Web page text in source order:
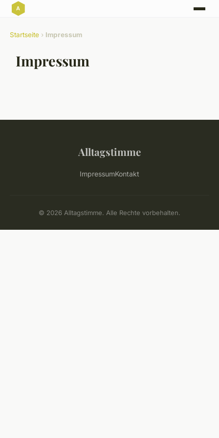
Startseite › Impressum
Impressum
Alltagstimme
ImpressumKontakt
© 2026 Alltagstimme. Alle Rechte vorbehalten.